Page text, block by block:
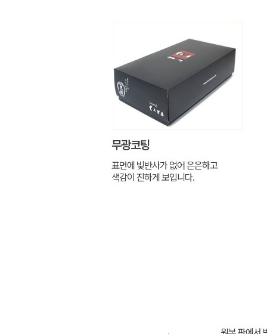
무광코팅
표면에 빛반사가 없어 은은하고
색감이 진하게 보입니다.